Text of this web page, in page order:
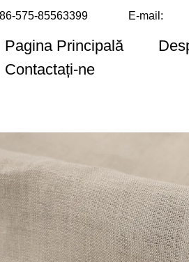
575-85563399 E-mail:
Pagina Principală
Contactați-ne